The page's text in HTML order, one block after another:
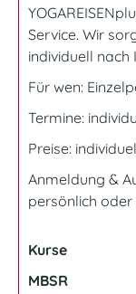
Service. Wir
individuell nach
Für wen:
Termine:
Preise:
Anmeldung &
persönlich oder
Kurse
MBSR